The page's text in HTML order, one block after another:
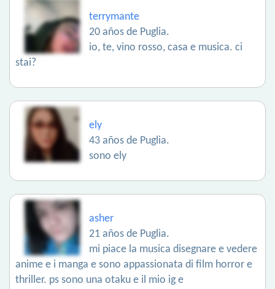
terrymante
20 años de Puglia.
io, te, vino rosso, casa e musica. ci
stai?
ely
43 años de Puglia.
sono ely
asher
21 años de Puglia.
mi piace la musica disegnare e vedere
anime e i manga e sono appassionata di film horror e
thriller. ps sono una otaku e il mio ig e